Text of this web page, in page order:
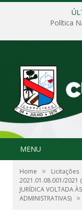
Política
MENU
Home » Licitações
2021.01.08.001/2021
JURÍDICA VOLTADA
ADMINISTRATIVAS) »